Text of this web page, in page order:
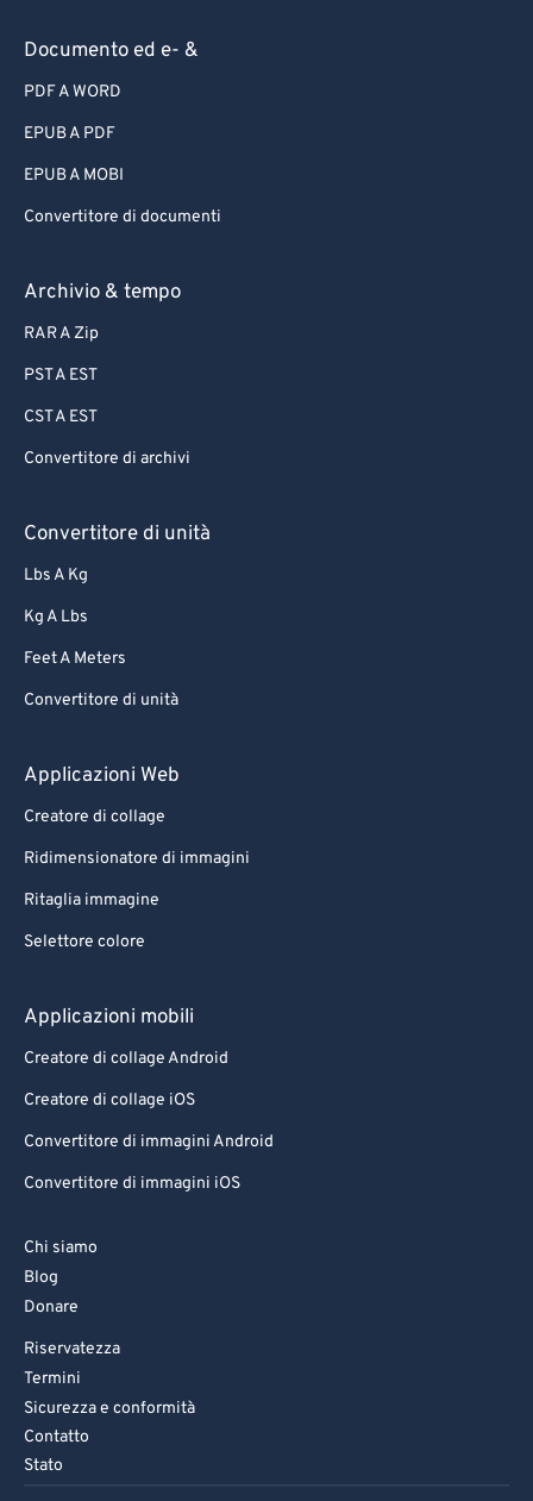
Documento ed e- &
PDF A WORD
EPUB A PDF
EPUB A MOBI
Convertitore di documenti
Archivio & tempo
RAR A Zip
PST A EST
CST A EST
Convertitore di archivi
Convertitore di unità
Lbs A Kg
Kg A Lbs
Feet A Meters
Convertitore di unità
Applicazioni Web
Creatore di collage
Ridimensionatore di immagini
Ritaglia immagine
Selettore colore
Applicazioni mobili
Creatore di collage Android
Creatore di collage iOS
Convertitore di immagini Android
Convertitore di immagini iOS
Chi siamo
Blog
Donare
Riservatezza
Termini
Sicurezza e conformità
Contatto
Stato